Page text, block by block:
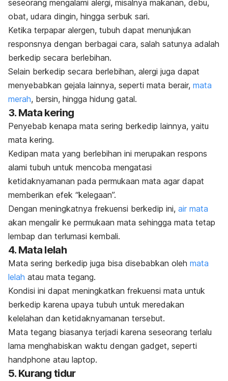
seseorang mengalami alergi, misalnya makanan, debu,
obat, udara dingin, hingga serbuk sari.
Ketika terpapar alergen, tubuh dapat menunjukan
responsnya dengan berbagai cara, salah satunya adalah
berkedip secara berlebihan.
Selain berkedip secara berlebihan, alergi juga dapat
menyebabkan gejala lainnya, seperti mata berair, mata
merah, bersin, hingga hidung gatal.
3. Mata kering
Penyebab kenapa mata sering berkedip lainnya, yaitu
mata kering.
Kedipan mata yang berlebihan ini merupakan respons
alami tubuh untuk mencoba mengatasi
ketidaknyamanan pada permukaan mata agar dapat
memberikan efek “kelegaan”.
Dengan meningkatnya frekuensi berkedip ini, air mata
akan mengalir ke permukaan mata sehingga mata tetap
lembap dan terlumasi kembali.
4. Mata lelah
Mata sering berkedip juga bisa disebabkan oleh mata
lelah atau mata tegang.
Kondisi ini dapat meningkatkan frekuensi mata untuk
berkedip karena upaya tubuh untuk meredakan
kelelahan dan ketidaknyamanan tersebut.
Mata tegang biasanya terjadi karena seseorang terlalu
lama menghabiskan waktu dengan gadget, seperti
handphone atau laptop.
5. Kurang tidur